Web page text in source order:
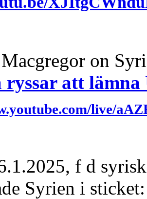
on
ryssar att lämna
live/
f d
Syrien i sticket: